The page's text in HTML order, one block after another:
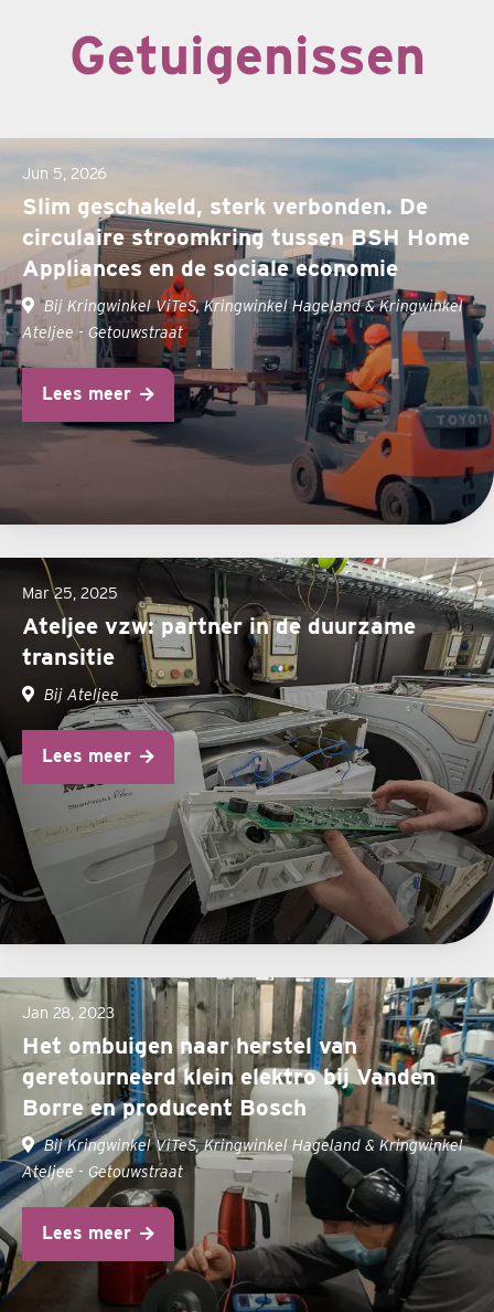
Getuigenissen
Jun 5, 2026
Slim geschakeld, sterk verbonden. De
circulaire stroomkring tussen BSH Home
Appliances en de sociale economie
Bij Kringwinkel ViTeS, Kringwinkel Hageland & Kringwinkel
Ateljee - Getouwstraat
Lees meer
Mar 25, 2025
Ateljee vzw: partner in de duurzame
transitie
Bij Ateljee
Lees meer
Jan 28, 2023
Het ombuigen naar herstel van
geretourneerd klein elektro bij Vanden
Borre en producent Bosch
Bij Kringwinkel ViTeS, Kringwinkel Hageland & Kringwinkel
Ateljee - Getouwstraat
Lees meer